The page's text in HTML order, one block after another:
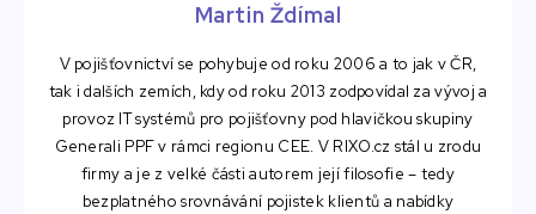
Martin Ždímal
V pojišťovnictví se pohybuje od roku 2006 a to jak v ČR,
tak i dalších zemích, kdy od roku 2013 zodpovídal za vývoj a
provoz IT systémů pro pojišťovny pod hlavičkou skupiny
Generali PPF v rámci regionu CEE. V RIXO.cz stál u zrodu
firmy a je z velké části autorem její filosofie – tedy
bezplatného srovnávání pojistek klientů a nabídky